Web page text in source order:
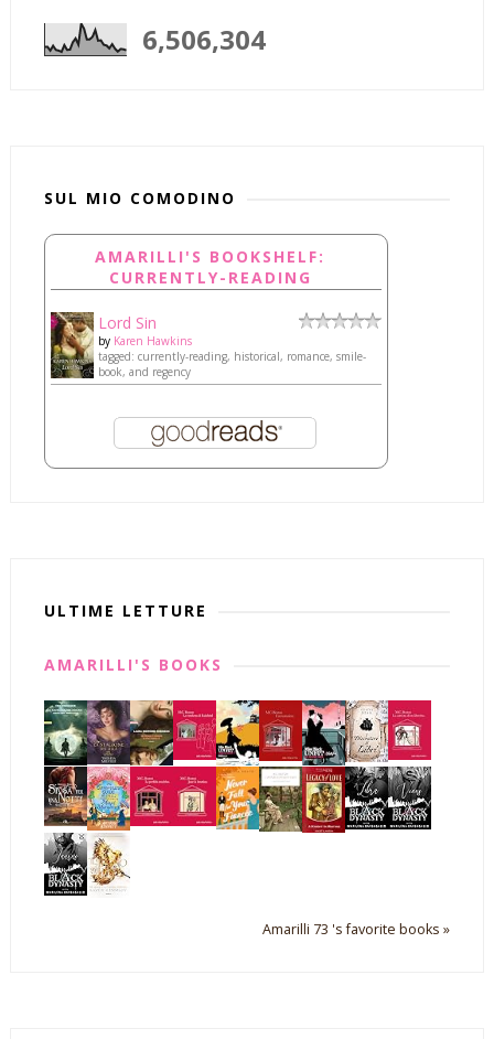
6,506,304
SUL MIO COMODINO
AMARILLI'S BOOKSHELF:
CURRENTLY-READING
Lord Sin
by Karen Hawkins
tagged: currently-reading, historical, romance, smile-
book, and regency
ULTIME LETTURE
AMARILLI'S BOOKS
Amarilli 73 's favorite books »